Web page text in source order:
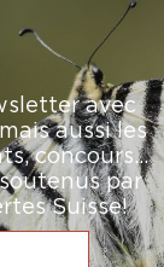
avec
aussi les
concours…
par
Suisse!